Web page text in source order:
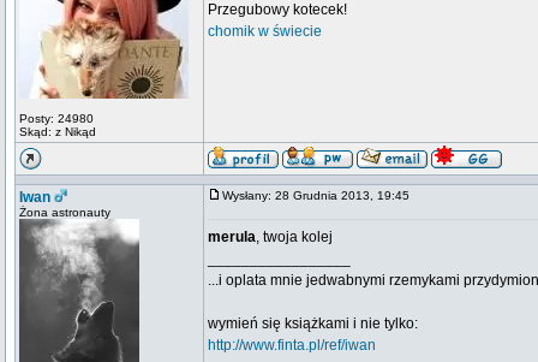
Posty: 24980
Skąd: z Nikąd
Przegubowy kotecek!
chomik w świecie
Iwan
Żona astronauty
Wysłany: 28 Grudnia 2013, 19:45
merula, twoja kolej
...i oplata mnie jedwabnymi rzemykami
wymień się książkami i nie tylko:
http://www.finta.pl/ref/iwan